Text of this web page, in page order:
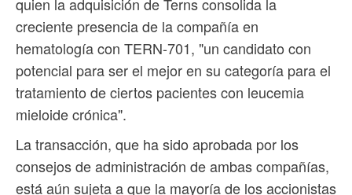
creciente presencia de la compañía en
hematología con TERN-701, "un candidato con
potencial para ser el mejor en su categoría para el
tratamiento de ciertos pacientes con leucemia
mieloide crónica".
La transacción, que ha sido aprobada por los
consejos de administración de ambas compañías,
está aún sujeta a que la mayoría de los accionistas